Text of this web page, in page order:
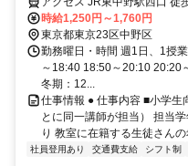
時給1,250円～1,760円
東京都東京23区中野区
勤務曜日・時間 週1日、1授
～18:40 18:50～20:10 20:20
冬期：12...
仕事情報 ● 仕事内容 ■小学生
とに同一講師が担当） 担当
り 教室に在籍する生徒さん
社員登用あり 交通費支給 シフト制